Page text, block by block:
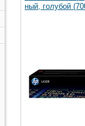
ный, голубой